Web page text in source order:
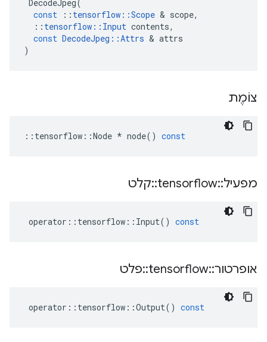
DecodeJpeg(
const
:: tensorflow ::Scope & scope,
:: tensorflow :: Input contents,
const DecodeJpeg ::Attrs & attrs
)
צוֹמֶת
:: tensorflow ::Node * node() const
מפעיל::
tensorflow
::קלט
operator :: tensorflow :: Input() const
אופרטור::
tensorflow
::פלט
operator :: tensorflow ::Output() const